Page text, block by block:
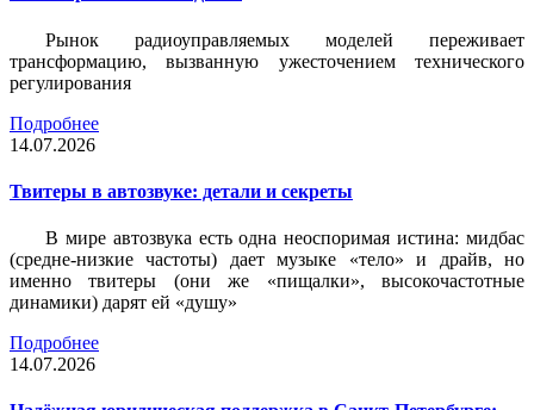
Рынок радиоуправляемых моделей переживает
трансформацию, вызванную ужесточением технического
регулирования
Подробнее
14.07.2026
Твитеры в автозвуке: детали и секреты
В мире автозвука есть одна неоспоримая истина: мидбас
(средне-низкие частоты) дает музыке «тело» и драйв, но
именно твитеры (они же «пищалки», высокочастотные
динамики) дарят ей «душу»
Подробнее
14.07.2026